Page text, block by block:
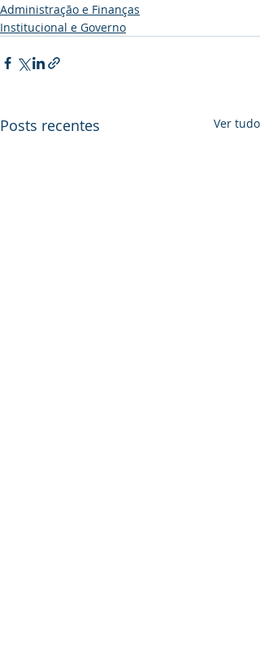
Administração e Finanças
Institucional e Governo
Posts recentes Ver tudo